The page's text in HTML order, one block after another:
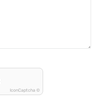
IconCaptcha ©